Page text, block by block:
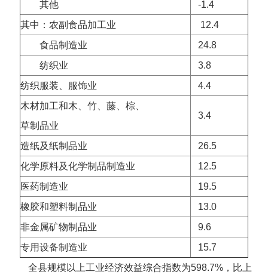
其他
-1.4
其中：农副食品加工业
12.4
食品制造业
24.8
纺织业
3.8
纺织服装、服饰业
4.4
木材加工和木、竹、藤、棕、
草制品业
3.4
造纸及纸制品业
26.5
化学原料及化学制品制造业
12.5
医药制造业
19.5
橡胶和塑料制品业
13.0
非金属矿物制品业
9.6
专用设备制造业
15.7
全县规模以上工业经济效益综合指数为598.7%，比上